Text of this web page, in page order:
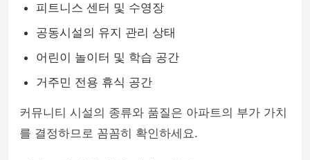
피트니스 센터 및 수영장
공동시설의 유지 관리 상태
어린이 놀이터 및 학습 공간
거주민 전용 휴식 공간
커뮤니티 시설의 종류와 품질은 아파트의 부가 가치
를 결정하므로 꼼꼼히 확인하세요.